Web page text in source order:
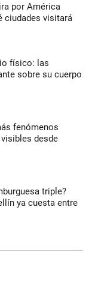
por América
ciudades visitará
físico: las
sobre su cuerpo
fenómenos
desde
triple?
ya cuesta entre